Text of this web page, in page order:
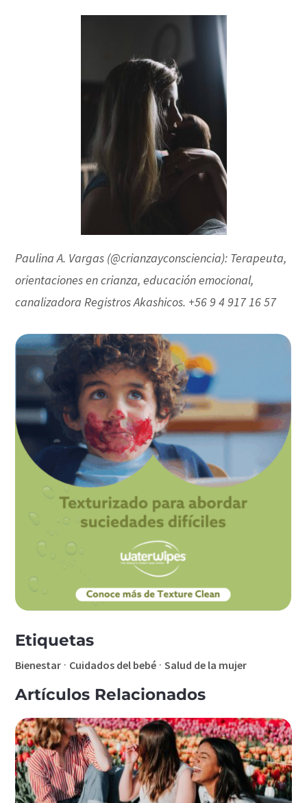
Paulina A. Vargas (@crianzayconsciencia): Terapeuta,
orientaciones en crianza, educación emocional,
canalizadora Registros Akashicos. +56 9 4 917 16 57
Etiquetas
Bienestar · Cuidados del bebé ·Salud de la mujer
Artículos Relacionados